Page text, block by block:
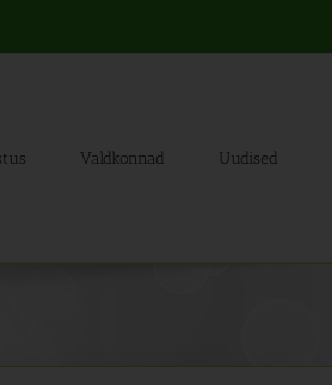
Valdkonnad Uudised